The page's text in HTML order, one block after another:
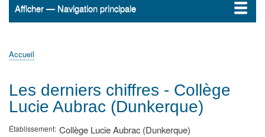
Navigation
Afficher — Navigation principale
Accueil
ActualitésMATh.en.JEANS ?
Régions et Ateliers
Créer, gérer un atelier
Sujets/Publications
Congrès
d'Ariane
Accueil
Les derniers chiffres - Collège
Lucie Aubrac (Dunkerque)
Établissement Collège Lucie Aubrac (Dunkerque)